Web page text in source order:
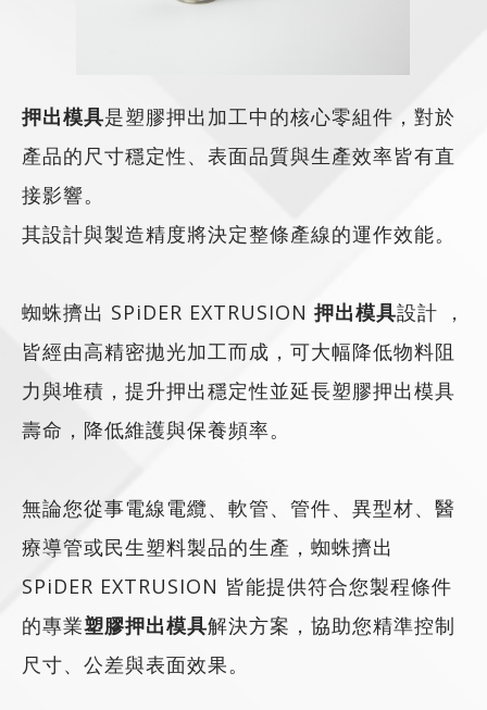
押出模具是塑膠押出加工中的核心零組件，對於
產品的尺寸穩定性、表面品質與生產效率皆有直
接影響。
其設計與製造精度將決定整條產線的運作效能。
蜘蛛擠出 SPiDER EXTRUSION 押出模具設計 ，
皆經由高精密拋光加工而成，可大幅降低物料阻
力與堆積，提升押出穩定性並延長塑膠押出模具
壽命，降低維護與保養頻率。
無論您從事電線電纜、軟管、管件、異型材、醫
療導管或民生塑料製品的生產，蜘蛛擠出
SPiDER EXTRUSION 皆能提供符合您製程條件
的專業塑膠押出模具解決方案，協助您精準控制
尺寸、公差與表面效果。